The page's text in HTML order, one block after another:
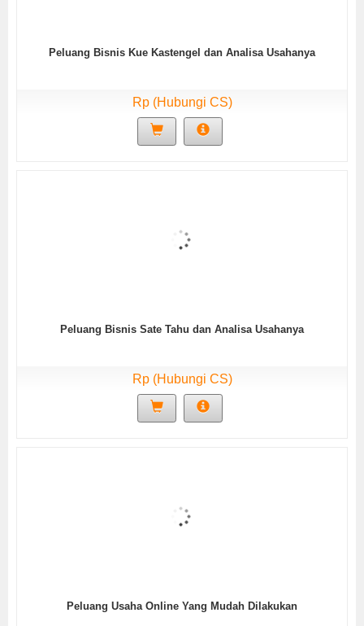
Peluang Bisnis Kue Kastengel dan Analisa Usahanya
Rp (Hubungi CS)
Peluang Bisnis Sate Tahu dan Analisa Usahanya
Rp (Hubungi CS)
Peluang Usaha Online Yang Mudah Dilakukan